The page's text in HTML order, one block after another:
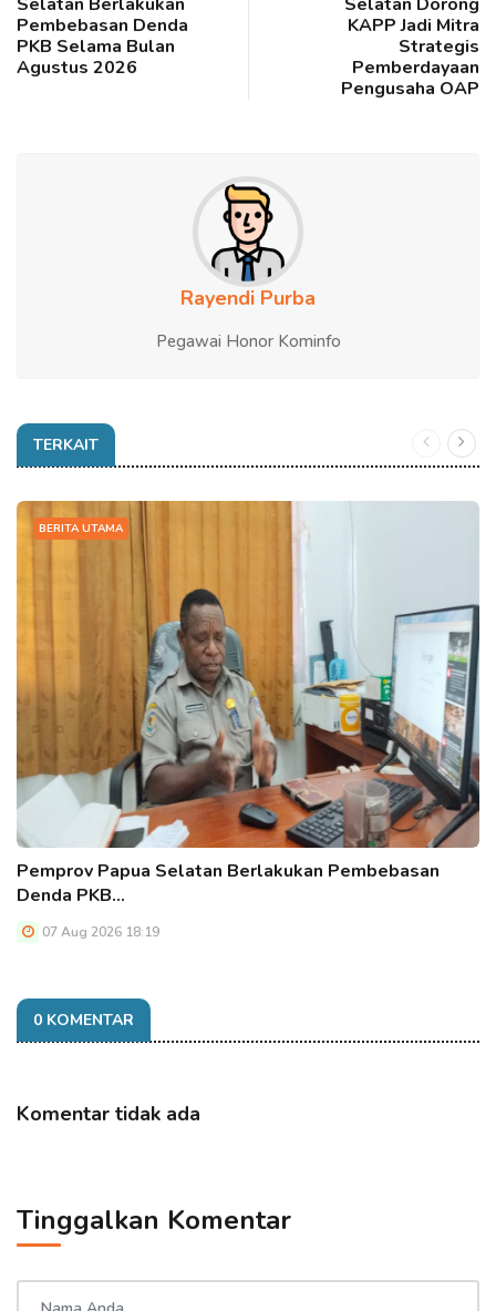
Pembebasan Denda
PKB Selama Bulan
Agustus 2026
KAPP Jadi Mitra
Strategis
Pemberdayaan
Pengusaha OAP
Rayendi Purba
Pegawai Honor Kominfo
TERKAIT
BERITA UTAMA
Pemprov Papua Selatan Berlakukan Pembebasan
Denda PKB…
07 Aug 2026 18:19
0 KOMENTAR
Komentar tidak ada
Tinggalkan Komentar